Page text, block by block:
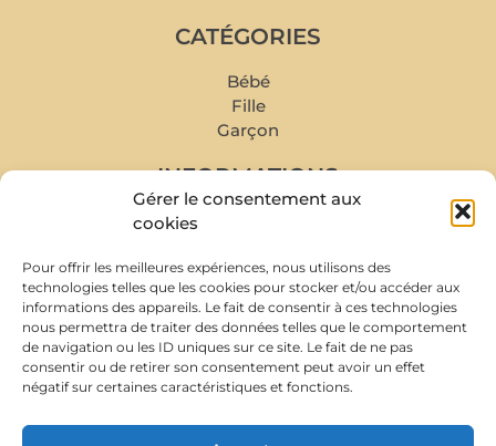
Gérer le consentement aux
cookies
Pour offrir les meilleures expériences, nous utilisons des
technologies telles que les cookies pour stocker et/ou accéder aux
informations des appareils. Le fait de consentir à ces technologies
nous permettra de traiter des données telles que le comportement
de navigation ou les ID uniques sur ce site. Le fait de ne pas
consentir ou de retirer son consentement peut avoir un effet
négatif sur certaines caractéristiques et fonctions.
CATÉGORIES
Bébé
Fille
Garçon
INFORMATIONS
Mon compte
Livraison et retour
Prise de rendez-vous
Conditions de rachat
À PROPOS